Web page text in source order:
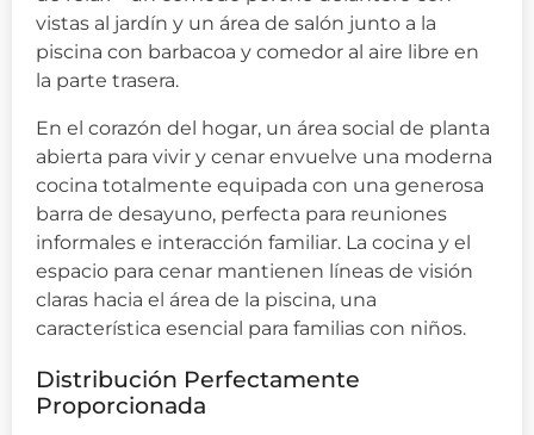
vistas al jardín y un área de salón junto a la
piscina con barbacoa y comedor al aire libre en
la parte trasera.
En el corazón del hogar, un área social de planta
abierta para vivir y cenar envuelve una moderna
cocina totalmente equipada con una generosa
barra de desayuno, perfecta para reuniones
informales e interacción familiar. La cocina y el
espacio para cenar mantienen líneas de visión
claras hacia el área de la piscina, una
característica esencial para familias con niños.
Distribución Perfectamente
Proporcionada